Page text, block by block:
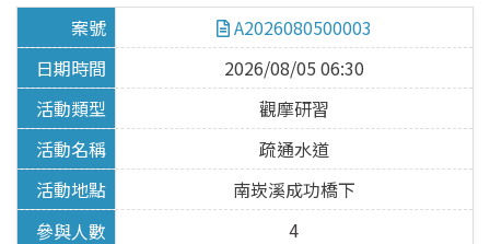
社區專用污水下水道
化糞池污物處理
化糞池定期清理申報回傳
化糞池定期清理申報查詢
營建逕流廢水
飲用水
A2026080500003
2026/08/05 06:30
觀摩研習
疏通水道
南崁溪成功橋下
4